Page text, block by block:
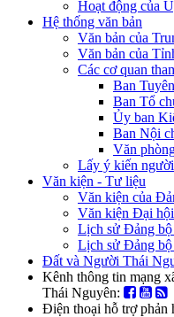
Hoạt động của
Hệ thống văn bản
Văn bản của
Văn bản của
Các cơ quan
Ban
Ban Tổ
Ủy ban
Ban Nội
Văn
Lấy ý kiến
Văn kiện - Tư liệu
Văn kiện của
Văn kiện Đại
Lịch sử Đảng bộ
Lịch sử Đảng
Đất và Người Thái
Kênh thông tin mạng
Thái Nguyên:
Điện thoại hỗ trợ phản